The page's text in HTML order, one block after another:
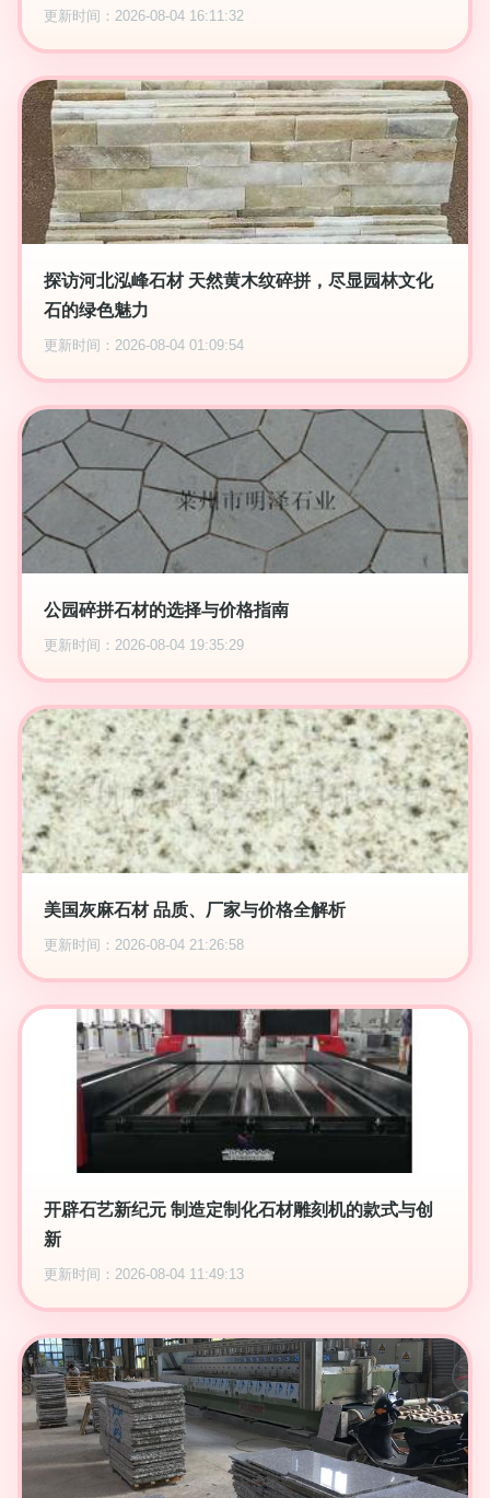
更新时间：2026-08-04 16:11:32
探访河北泓峰石材 天然黄木纹碎拼，尽显园林文化
石的绿色魅力
更新时间：2026-08-04 01:09:54
公园碎拼石材的选择与价格指南
更新时间：2026-08-04 19:35:29
美国灰麻石材 品质、厂家与价格全解析
更新时间：2026-08-04 21:26:58
开辟石艺新纪元 制造定制化石材雕刻机的款式与创
新
更新时间：2026-08-04 11:49:13